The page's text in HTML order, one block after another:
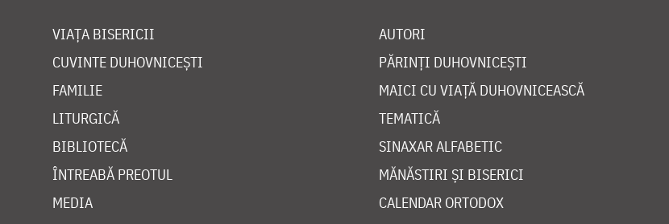
VIAȚA BISERICII
CUVINTE DUHOVNICEȘTI
FAMILIE
LITURGICĂ
BIBLIOTECĂ
ÎNTREABĂ PREOTUL
MEDIA
AUTORI
PĂRINȚI DUHOVNICEȘTI
MAICI CU VIAȚĂ DUHOVNICEASCĂ
TEMATICĂ
SINAXAR ALFABETIC
MĂNĂSTIRI ȘI BISERICI
CALENDAR ORTODOX